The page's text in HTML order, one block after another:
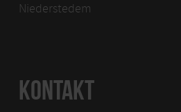
Niederstedem
KONTAKT